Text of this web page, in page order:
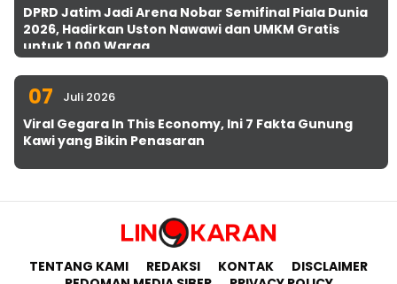
DPRD Jatim Jadi Arena Nobar Semifinal Piala Dunia
2026, Hadirkan Uston Nawawi dan UMKM Gratis
untuk 1.000 Warga
07 Juli 2026
Viral Gegara In This Economy, Ini 7 Fakta Gunung
Kawi yang Bikin Penasaran
TENTANG KAMI REDAKSI KONTAK
DISCLAIMER